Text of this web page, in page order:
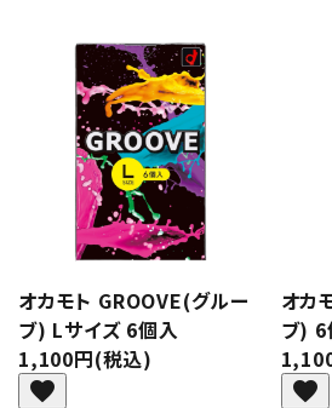
オカモト GROOVE(グルー
ブ) Lサイズ 6個入
1,100円(税込)
favorite
オカ
ブ)
favorite